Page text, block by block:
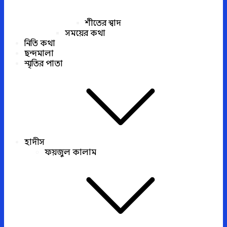
শীতের স্বাদ
সময়ের কথা
নিতি কথা
ছন্দমালা
স্মৃতির পাতা
হাদীস
ফয়জুল কালাম